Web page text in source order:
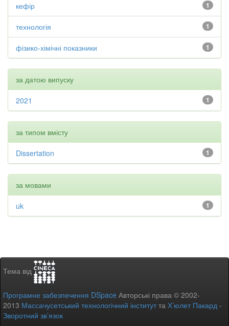
1
кефір
1
технологія
1
фізико-хімічні показники
за датою випуску
1
2021
за типом вмісту
1
Dissertation
за мовами
1
uk
Тема від
Програмне забезпечення DSpace Авторські права © 2002-
2013 Массачусетський технологічний інститутта Х’юлет Пакард -
Зворотний зв’язок